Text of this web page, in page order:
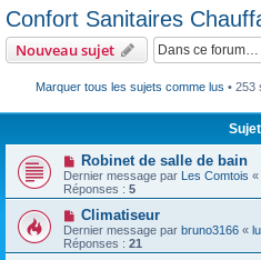
Confort Sanitaires
Nouveau sujet
Marquer tous les sujets comme lus • 253
Robinet de salle de bain
Dernier message par Les Comtois «
Réponses : 5
Climatiseur
Dernier message par bruno3166 «
Réponses : 21